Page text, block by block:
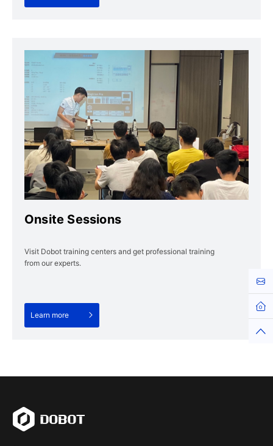
Onsite Sessions
Visit Dobot training centers and get professional training
from our experts.
Learn more